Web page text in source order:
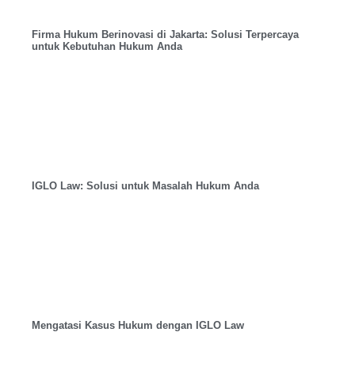
Firma Hukum Berinovasi di Jakarta: Solusi Terpercaya
untuk Kebutuhan Hukum Anda
IGLO Law: Solusi untuk Masalah Hukum Anda
Mengatasi Kasus Hukum dengan IGLO Law